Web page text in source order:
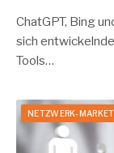
ChatGPT, Bing
sich
Tools…
NETZWERK-